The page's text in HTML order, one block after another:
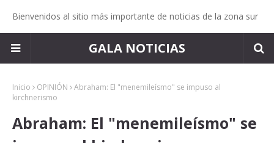
Bienvenidos al sitio más importante de noticias de la zona sur
GALA NOTICIAS
Inicio OPINIÓN
Abraham: El "menemileísmo" se impuso al
kirchnerismo
Abraham: El "menemileísmo" se